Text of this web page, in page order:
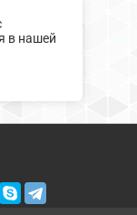
в нашей